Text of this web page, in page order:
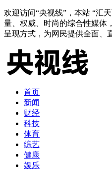
欢迎访问“央视线”，本站 “汇
量、权威、时尚的综合性媒体
呈现方式，为网民提供全面、
首页
新闻
财经
科技
体育
综艺
健康
娱乐